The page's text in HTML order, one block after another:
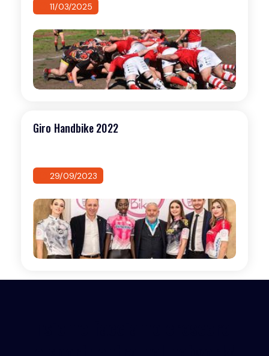
11/03/2025
Giro Handbike 2022
29/09/2023